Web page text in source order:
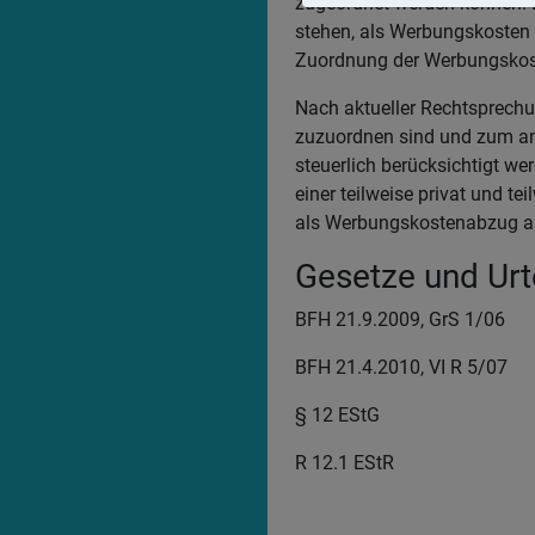
stehen, als
Zuordnung der
Nach aktueller
zuzuordnen sind und zum
steuerlich berücksichtigt
einer teilweise privat und
als Werbungskostenabzug
Gesetze und
BFH 21.9.2009, GrS 1/06
BFH 21.4.2010, VI R 5/07
§ 12 EStG
R 12.1 EStR